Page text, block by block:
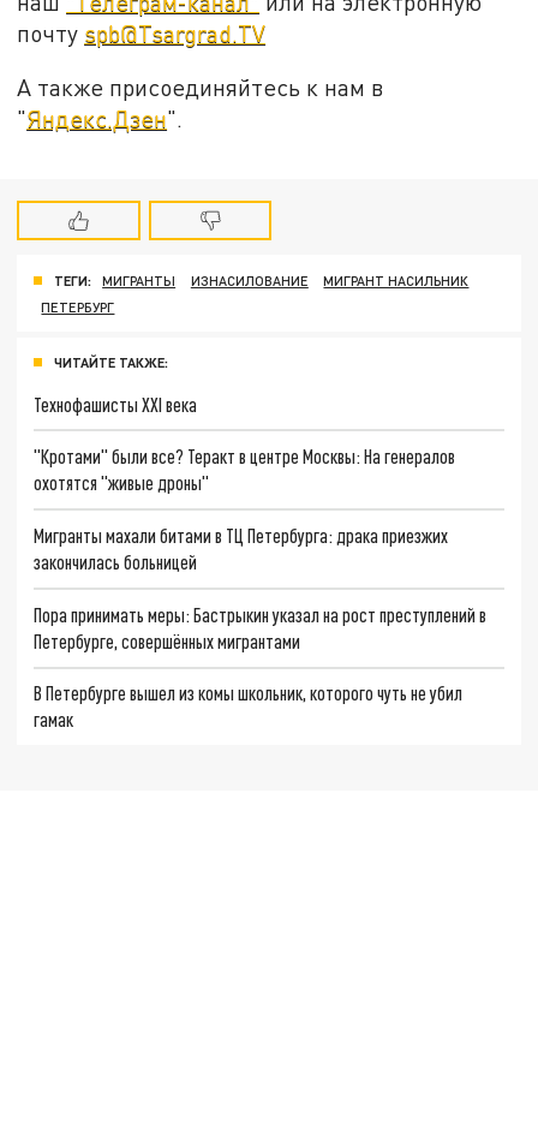
почту spb@Tsargrad.TV
А также присоединяйтесь к нам в
"Яндекс.Дзен".
ТЕГИ: МИГРАНТЫ ИЗНАСИЛОВАНИЕ
МИГРАНТ НАСИЛЬНИК
ПЕТЕРБУРГ
ЧИТАЙТЕ ТАКЖЕ:
Технофашисты XXI века
"Кротами" были все? Теракт в центре Москвы: На генералов
охотятся "живые дроны"
Мигранты махали битами в ТЦ Петербурга: драка приезжих
закончилась больницей
Пора принимать меры: Бастрыкин указал на рост преступлений в
Петербурге, совершённых мигрантами
В Петербурге вышел из комы школьник, которого чуть не убил
гамак